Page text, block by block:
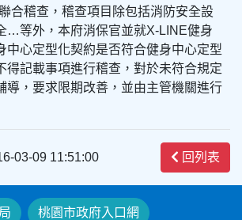
合稽查，稽查項目除包括消防安全設
…等外，本府消保官並就X-LINE健身
中心定型化契約是否符合健身中心定型
得記載事項進行稽查，對於未符合規定
導，要求限期改善，並由主管機關進行
03-09 11:51:00 回列表
桃園市政府入口網